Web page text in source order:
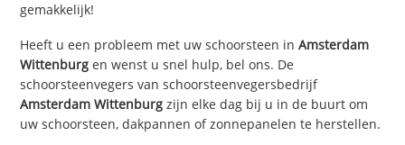
gemakkelijk!
Heeft u een probleem met uw schoorsteen inAmsterdam
Wittenburg en wenst u snel hulp, bel ons. De
schoorsteenvegers van schoorsteenvegersbedrijf
Amsterdam Wittenburg zijn elke dag bij u in de buurt om
uw schoorsteen, dakpannen of zonnepanelen te herstellen.